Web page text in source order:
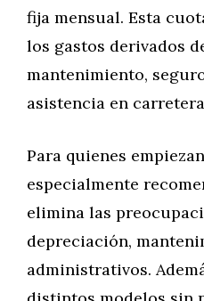
fija mensual. Esta
los gastos derivados
mantenimiento,
asistencia en
Para quienes
especialmente
elimina las
depreciación,
administrativos.